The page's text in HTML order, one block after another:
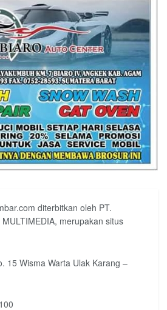
diterbitkan oleh PT.
MULTIMEDIA, merupakan situs
15 Wisma Warta Ulak Karang –